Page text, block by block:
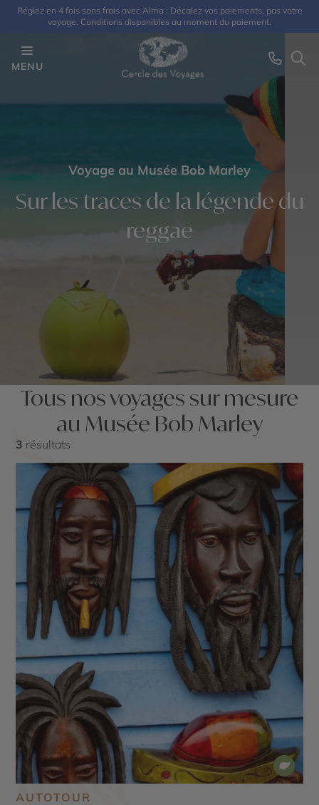
Réglez en 4 fois sans frais avec Alma : Décalez vos paiements, pas votre
voyage. Conditions disponibles au moment du paiement.
MENU
Voyage au Musée Bob Marley
Sur les traces de la légende du
reggae
Tous nos voyages sur mesure
au Musée Bob Marley
3 résultats
AUTOTOUR